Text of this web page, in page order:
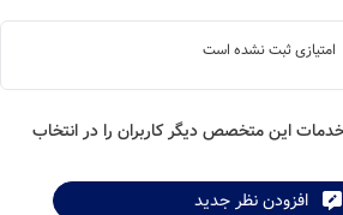
امتیازی ثبت نشده است
این متخصص دیگر کاربران را در انتخاب
افزودن نظر جدید